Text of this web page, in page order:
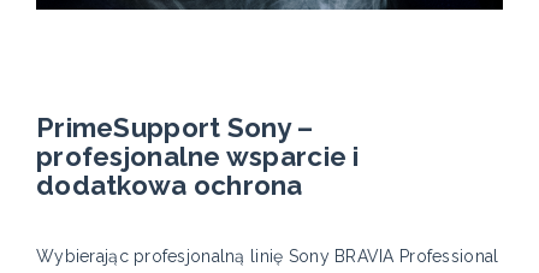
PrimeSupport Sony –
profesjonalne wsparcie i
dodatkowa ochrona
Wybierając profesjonalną linię Sony BRAVIA Professional